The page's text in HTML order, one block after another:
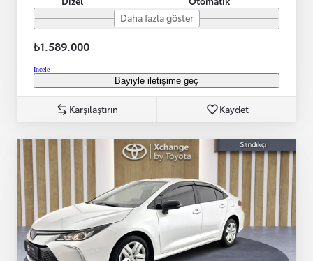
Daha fazla göster
₺1.589.000
İncele
Bayiyle iletişime geç
Karşılaştırın Kaydet